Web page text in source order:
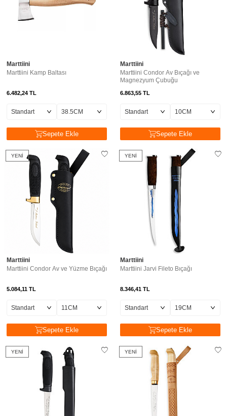
Marttiini
Marttiini Kamp Baltası
6.482,24 TL
Sepete Ekle
Marttiini
Marttiini Condor Av Bıçağı ve
Magnezyum Çubuğu
6.863,55 TL
Sepete Ekle
YENI
Marttiini
Marttiini Condor Av ve Yüzme Bıçağı
5.084,11 TL
Sepete Ekle
YENI
Marttiini
Marttiini Jarvi Fileto Bıçağı
8.346,41 TL
Sepete Ekle
YENI YENI